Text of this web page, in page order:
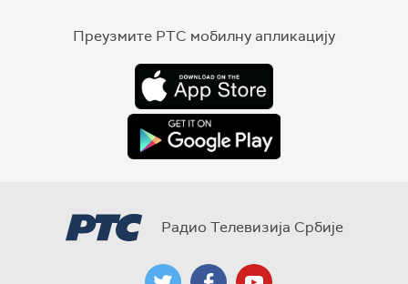
Преузмите РТС мобилну апликацију
Радио Телевизија Србије